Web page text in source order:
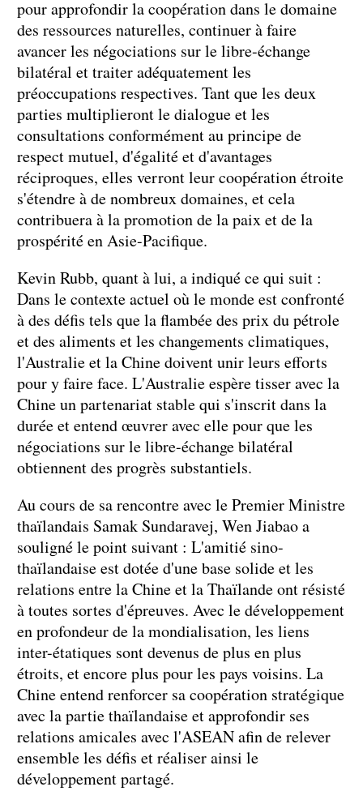
pour approfondir la coopération dans le domaine
des ressources naturelles, continuer à faire
avancer les négociations sur le libre-échange
bilatéral et traiter adéquatement les
préoccupations respectives. Tant que les deux
parties multiplieront le dialogue et les
consultations conformément au principe de
respect mutuel, d'égalité et d'avantages
réciproques, elles verront leur coopération étroite
s'étendre à de nombreux domaines, et cela
contribuera à la promotion de la paix et de la
prospérité en Asie-Pacifique.
Kevin Rubb, quant à lui, a indiqué ce qui suit :
Dans le contexte actuel où le monde est confronté
à des défis tels que la flambée des prix du pétrole
et des aliments et les changements climatiques,
l'Australie et la Chine doivent unir leurs efforts
pour y faire face. L'Australie espère tisser avec la
Chine un partenariat stable qui s'inscrit dans la
durée et entend œuvrer avec elle pour que les
négociations sur le libre-échange bilatéral
obtiennent des progrès substantiels.
Au cours de sa rencontre avec le Premier Ministre
thaïlandais Samak Sundaravej, Wen Jiabao a
souligné le point suivant : L'amitié sino-
thaïlandaise est dotée d'une base solide et les
relations entre la Chine et la Thaïlande ont résisté
à toutes sortes d'épreuves. Avec le développement
en profondeur de la mondialisation, les liens
inter-étatiques sont devenus de plus en plus
étroits, et encore plus pour les pays voisins. La
Chine entend renforcer sa coopération stratégique
avec la partie thaïlandaise et approfondir ses
relations amicales avec l'ASEAN afin de relever
ensemble les défis et réaliser ainsi le
développement partagé.